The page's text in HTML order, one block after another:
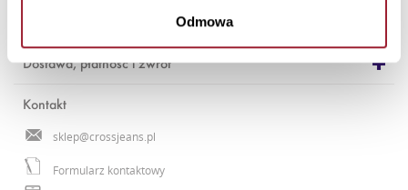
Odmowa
Dostawa, płatność i zwrot
Kontakt
sklep@crossjeans.pl
Formularz kontaktowy